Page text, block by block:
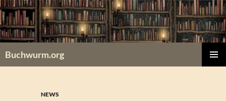
Zum
Inhalt
springen
Buchwurm.org
NEWS